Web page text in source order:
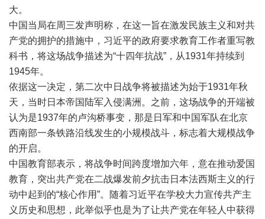
大。
中国当局在周三发声明称，在这一旨在激发民族主义和对共
产党的拥护的措施中，习近平的政府要求教育工作者重写教
科书，将这场战争描述为“十四年抗战”，从1931年持续到
1945年。
依据这一决定，第二次中日战争将被描述为始于1931年秋
天，当时日本帝国陆军入侵满洲。之前，这场战争的开端被
认为是1937年的卢沟桥事变，那是日军和中国军队在北京
西南部一条铁路沿线发生的小规模战斗，标志着大规模战争
的开启。
中国教育部表示，将战争时间跨度增加六年，意在推动爱国
教育，突出共产党在二战爆发前夕抗击日本法西斯主义的行
动中起到的“核心作用”。随着习近平在学校大力宣传共产主
义历史和思想，此举似乎也是为了让共产党在年轻人中获得